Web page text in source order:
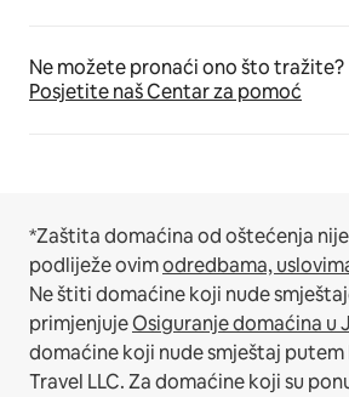
Ne možete pronaći ono što tražite?
Posjetite naš Centar za pomoć
*Zaštita domaćina od oštećenja
podliježe ovimodredbama,
Ne štiti domaćine koji nude
primjenjujeOsiguranje domaćina u
domaćine koji nude smještaj
Travel LLC.Za domaćine koji su